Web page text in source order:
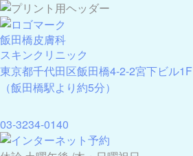
飯田橋皮膚科
スキンクリニック
東京都千代田区飯田橋4-2-2宮下ビル1F
（飯田橋駅より約5分）
03-3234-0140